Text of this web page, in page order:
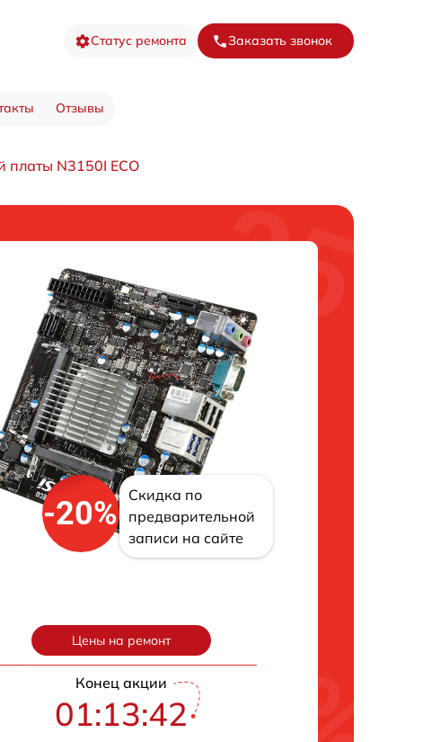
Статус ремонта Заказать звонок
Отзывы
платы N3150I ECO
-20%
Скидка по
предварительной
записи на сайте
Цены на ремонт
Конец акции
01:13:41